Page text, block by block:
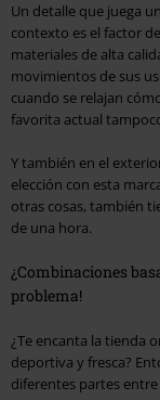
Un detalle que juega
contexto es el factor
materiales de alta
movimientos de sus
cuando se relajan
favorita actual
Y también en el
elección con esta
otras cosas, también
de una hora.
¿Combinaciones
problema!
¿Te encanta la tienda
deportiva y fresca?
diferentes partes entre